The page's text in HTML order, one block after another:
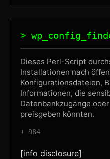
>
Dieses Perl-Script
Installationen nach
Konfigurationsdateien,
Informationen, die
Datenbankzugänge
preisgeben könnten.
⬇️ 984
[info disclosure]